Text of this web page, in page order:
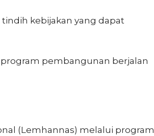
kebijakan yang dapat
program pembangunan berjalan
(Lemhannas) melalui program